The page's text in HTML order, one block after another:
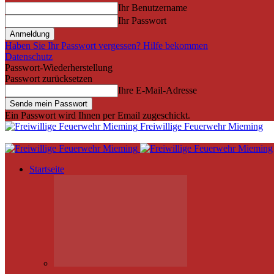
Ihr Benutzername
Ihr Passwort
Haben Sie Ihr Passwort vergessen? Hilfe bekommen
Datenschutz
Passwort-Wiederherstellung
Passwort zurücksetzen
Ihre E-Mail-Adresse
Ein Passwort wird Ihnen per Email zugeschickt.
Freiwillige Feuerwehr Mieming
Startseite